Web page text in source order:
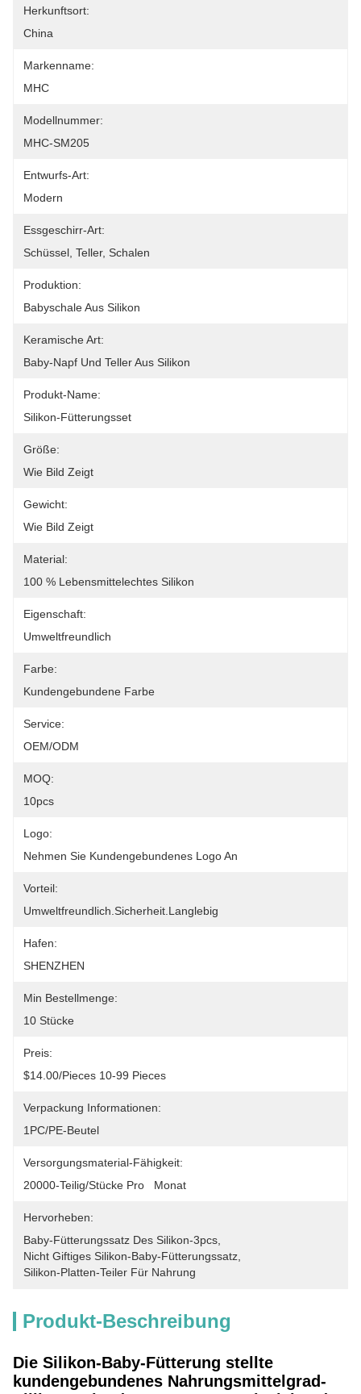
Herkunftsort:
China
Markenname:
MHC
Modellnummer:
MHC-SM205
Entwurfs-Art:
Modern
Essgeschirr-Art:
Schüssel, Teller, Schalen
Produktion:
Babyschale Aus Silikon
Keramische Art:
Baby-Napf Und Teller Aus Silikon
Produkt-Name:
Silikon-Fütterungsset
Größe:
Wie Bild Zeigt
Gewicht:
Wie Bild Zeigt
Material:
100 % Lebensmittelechtes Silikon
Eigenschaft:
Umweltfreundlich
Farbe:
Kundengebundene Farbe
Service:
OEM/ODM
MOQ:
10pcs
Logo:
Nehmen Sie Kundengebundenes Logo An
Vorteil:
Umweltfreundlich.Sicherheit.Langlebig
Hafen:
SHENZHEN
Min Bestellmenge:
10 Stücke
Preis:
$14.00/pieces 10-99 Pieces
Verpackung Informationen:
1PC/PE-Beutel
Versorgungsmaterial-Fähigkeit:
20000-Teilig/Stücke Pro   Monat
Hervorheben:
Baby-Fütterungssatz Des Silikon-3pcs
Nicht Giftiges Silikon-Baby-Fütterungssatz
Silikon-Platten-Teiler Für Nahrung
Produkt-Beschreibung
Die Silikon-Baby-Fütterung stellte
kundengebundenes Nahrungsmittelgrad-